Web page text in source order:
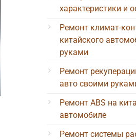
характеристики и
Ремонт климат-
китайского
руками
Ремонт
авто своими
Ремонт ABS на
автомобиле
Ремонт системы